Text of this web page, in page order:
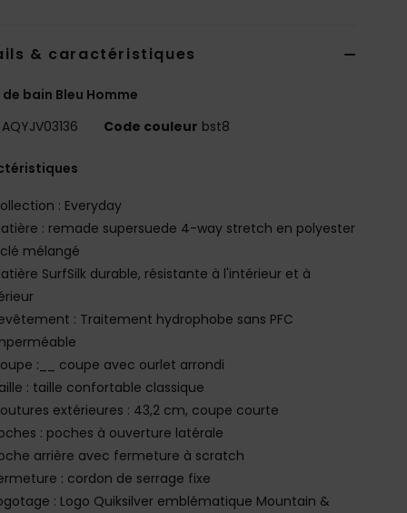
& caractéristiques
bain Bleu Homme
AQYJV03136 Code couleur bst8
: Everyday
: remade supersuede 4-way stretch en polyester
mélangé
SurfSilk durable, résistante à l'intérieur et à
: Traitement hydrophobe sans PFC
:__ coupe avec ourlet arrondi
: taille confortable classique
extérieures : 43,2 cm, coupe courte
: poches à ouverture latérale
arrière avec fermeture à scratch
: cordon de serrage fixe
: Logo Quiksilver emblématique Mountain &